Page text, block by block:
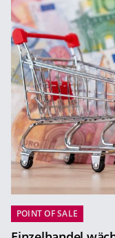
POINT OF SALE